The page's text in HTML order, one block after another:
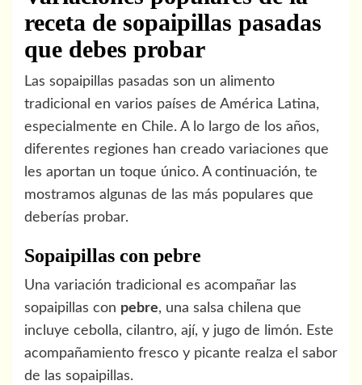
receta de sopaipillas pasadas
que debes probar
Las sopaipillas pasadas son un alimento
tradicional en varios países de América Latina,
especialmente en Chile. A lo largo de los años,
diferentes regiones han creado variaciones que
les aportan un toque único. A continuación, te
mostramos algunas de las más populares que
deberías probar.
Sopaipillas con pebre
Una variación tradicional es acompañar las
sopaipillas con pebre, una salsa chilena que
incluye cebolla, cilantro, ají, y jugo de limón. Este
acompañamiento fresco y picante realza el sabor
de las sopaipillas.